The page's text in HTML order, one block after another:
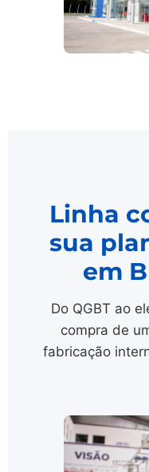
Linha
sua
em
Do QGBT ao
compra de
fabricação